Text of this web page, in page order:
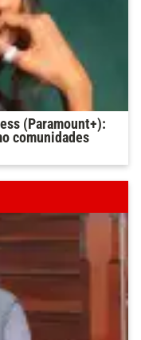
(Paramount+):
comunidades